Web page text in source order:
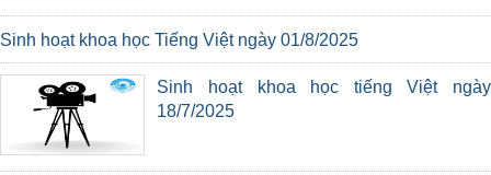
Sinh hoạt khoa học Tiếng Việt ngày 01/8/2025
Sinh hoạt khoa học tiếng Việt ngày
18/7/2025